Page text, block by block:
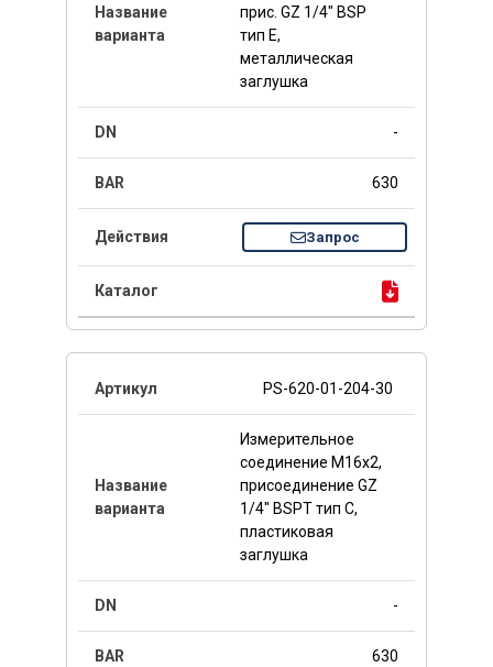
прис. GZ 1/4" BSP
тип E,
металлическая
заглушка
-
630
Запрос
PS-620-01-204-30
Измерительное
соединение M16x2,
присоединение GZ
1/4" BSPT тип C,
пластиковая
заглушка
-
630